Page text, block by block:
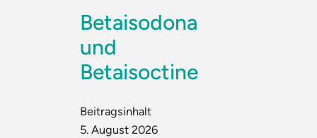
Betaisodona
und
Betaisoctine
Beitragsinhalt
5. August 2026